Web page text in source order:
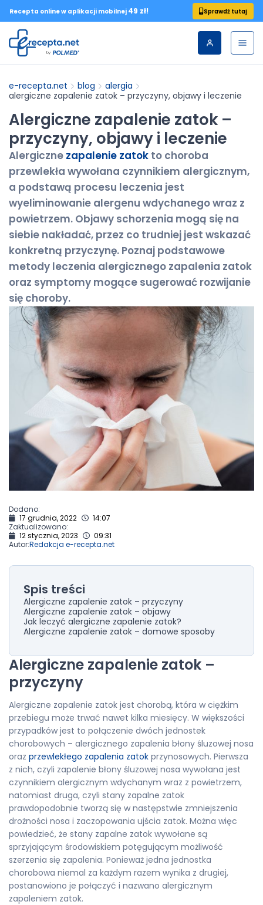
Recepta online w aplikacji mobilnej 49 zł! Sprawdź tutaj
e-recepta.net blog
alergia
alergiczne zapalenie zatok – przyczyny, objawy i leczenie
Alergiczne zapalenie zatok –
przyczyny, objawy i leczenie
Alergiczne zapalenie zatok to choroba
przewlekła wywołana czynnikiem alergicznym,
a podstawą procesu leczenia jest
wyeliminowanie alergenu wdychanego wraz z
powietrzem. Objawy schorzenia mogą się na
siebie nakładać, przez co trudniej jest wskazać
konkretną przyczynę. Poznaj podstawowe
metody leczenia alergicznego zapalenia zatok
oraz symptomy mogące sugerować rozwijanie
się choroby.
Dodano:
17 grudnia, 2022
14:07
Zaktualizowano:
12 stycznia, 2023
09:31
Autor:Redakcja e-recepta.net
Spis treści
Alergiczne zapalenie zatok – przyczyny
Alergiczne zapalenie zatok – objawy
Jak leczyć alergiczne zapalenie zatok?
Alergiczne zapalenie zatok – domowe sposoby
Alergiczne zapalenie zatok –
przyczyny
Alergiczne zapalenie zatok jest chorobą, która w ciężkim
przebiegu może trwać nawet kilka miesięcy. W większości
przypadków jest to połączenie dwóch jednostek
chorobowych – alergicznego zapalenia błony śluzowej nosa
oraz przewlekłego zapalenia zatok przynosowych. Pierwsza
z nich, czyli zapalenie błony śluzowej nosa wywołana jest
czynnikiem alergicznym wdychanym wraz z powietrzem,
natomiast druga, czyli stany zapalne zatok
prawdopodobnie tworzą się w następstwie zmniejszenia
drożności nosa i zaczopowania ujścia zatok. Można więc
powiedzieć, że stany zapalne zatok wywołane są
sprzyjającym środowiskiem potęgującym możliwość
szerzenia się zapalenia. Ponieważ jedna jednostka
chorobowa niemal za każdym razem wynika z drugiej,
postanowiono je połączyć i nazwano alergicznym
zapaleniem zatok.